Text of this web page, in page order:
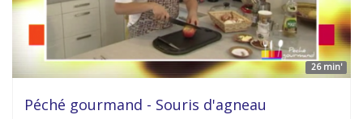
26 min'
Péché gourmand - Souris d'agneau